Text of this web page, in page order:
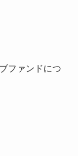
ファンドにつ